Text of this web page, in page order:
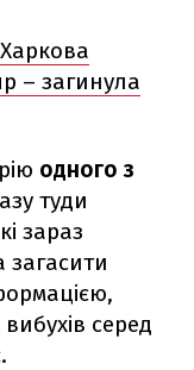
– загинула
одного з
туди
зараз
загасити
серед